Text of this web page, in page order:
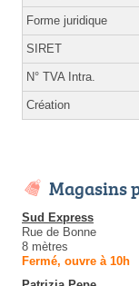
Forme juridique
SIRET
N° TVA Intra.
Création
Magasins
Sud Express
Rue de Bonne
8 mètres
Fermé, ouvre à 10h